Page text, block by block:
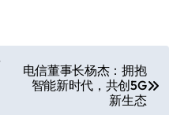
电信董事长杨杰：拥抱
智能新时代，共创5G
新生态